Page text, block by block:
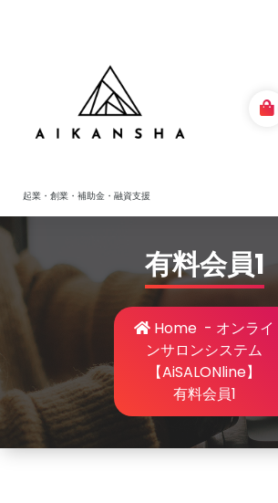
起業・創業・補助金・融資支援
有料会員1
Home - オンライ
ンサロンシステム
【AiSALONline】
有料会員1